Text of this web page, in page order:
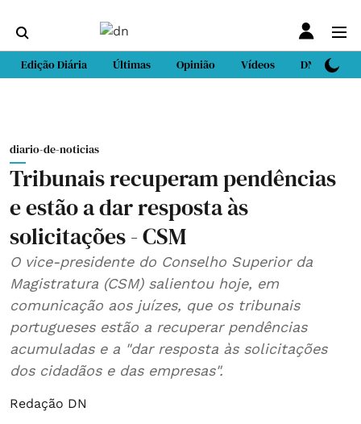
Edição Diária Últimas Opinião Vídeos DN Sport
diario-de-noticias
Tribunais recuperam pendências
e estão a dar resposta às
solicitações - CSM
O vice-presidente do Conselho Superior da
Magistratura (CSM) salientou hoje, em
comunicação aos juízes, que os tribunais
portugueses estão a recuperar pendências
acumuladas e a "dar resposta às solicitações
dos cidadãos e das empresas".
Redação DN